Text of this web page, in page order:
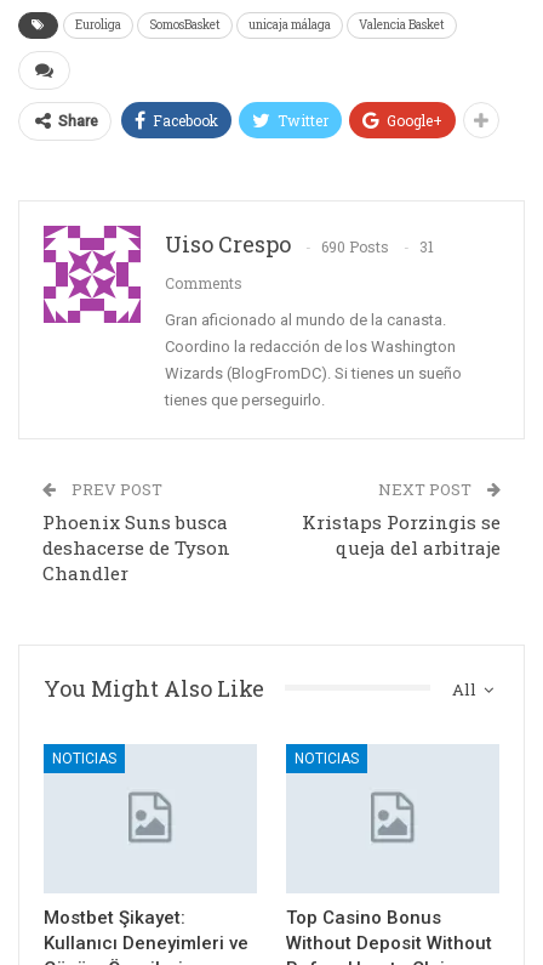
Euroliga SomosBasket unicaja málaga Valencia Basket
Share Facebook Twitter Google+
Uiso Crespo 690 Posts
31
Comments
Gran aficionado al mundo de la canasta.
Coordino la redacción de los Washington
Wizards (BlogFromDC). Si tienes un sueño
tienes que perseguirlo.
PREV POST
Phoenix Suns busca
deshacerse de Tyson
Chandler
NEXT POST
Kristaps Porzingis se
queja del arbitraje
All
You Might Also Like
NOTICIAS
Mostbet Şikayet:
Kullanıcı Deneyimleri ve
NOTICIAS
Top Casino Bonus
Without Deposit Without